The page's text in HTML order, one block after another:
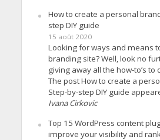
How to create a personal
step DIY guide
15 août 2020
Looking for ways and means
branding site? Well, look no
giving away all the how-to’s to
The post How to create a
Step-by-step DIY guide
Ivana Cirkovic
Top 15 WordPress content
improve your visibility and